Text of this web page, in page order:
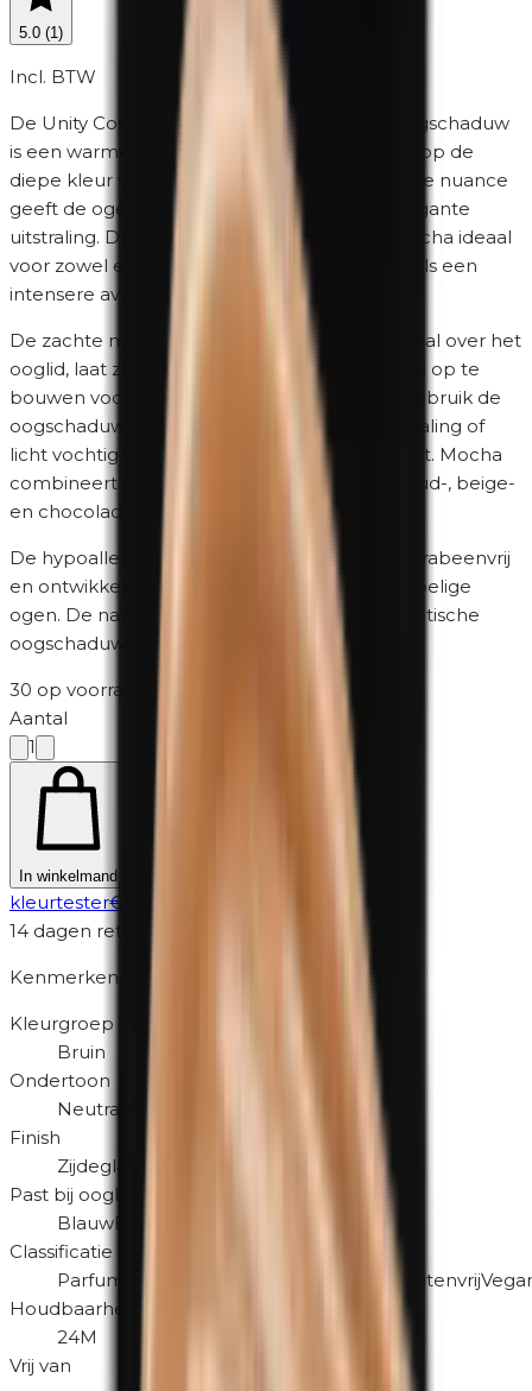
5.0 (1)
Incl. BTW
De Unity Cosmetics 0426 Mocha minerale oogschaduw
is een warme mokkabruine tint, geïnspireerd op de
diepe kleur van koffie en cacao. De rijke bruine nuance
geeft de ogen direct meer diepte en een elegante
uitstraling. Dankzij de warme ondertoon is Mocha ideaal
voor zowel een subtiele dagelijkse make-up als een
intensere avondlook.
De zachte minerale formule verdeelt zich egaal over het
ooglid, laat zich eenvoudig blenden en is mooi op te
bouwen voor de gewenste kleurintensiteit. Gebruik de
oogschaduw droog voor een natuurlijke uitstraling of
licht vochtig voor een krachtiger kleurresultaat. Mocha
combineert uitstekend met champagne-, goud-, beige-
en chocoladebruine tinten.
De hypoallergene formule is parfumvrij en parabeenvrij
en ontwikkeld voor de gevoelige huid en gevoelige
ogen. De navulling is geschikt voor het magnetische
oogschaduwpalette van Unity Cosmetics.
30 op voorraad
Aantal
1
In winkelmand
Niet zeker? Probeer eerst een
kleurtester€
14 dagen retour
Kenmerken
Kleurgroep
Bruin
Ondertoon
Neutraal
Finish
Zijdeglans
Past bij oogkleur
BlauwBruin
Classificatie
Parfumvrij
DierproefvrijGlutenvrij
Houdbaarheid na openen
24M
Vrij van